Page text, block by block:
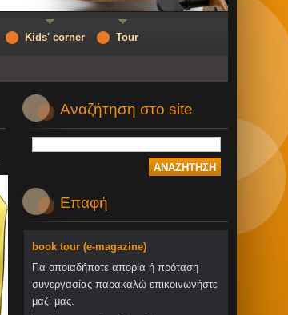
Αναζήτηση στο site
Επαφή
book tour (e-magazine)
Για οποιαδήποτε απορία ή πρόταση
συνεργασίας παρακαλώ επικοινωνήστε
μαζί μας.
Kids' corner Tour